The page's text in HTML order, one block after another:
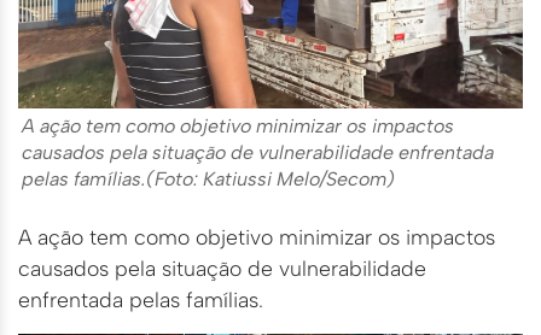
A ação tem como objetivo minimizar os impactos
causados pela situação de vulnerabilidade enfrentada
pelas famílias.(Foto: Katiussi Melo/Secom)
A ação tem como objetivo minimizar os impactos
causados pela situação de vulnerabilidade
enfrentada pelas famílias.